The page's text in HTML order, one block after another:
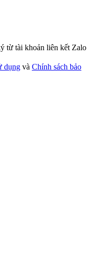
từ tài khoản liên kết Zalo
dụng và Chính sách bảo